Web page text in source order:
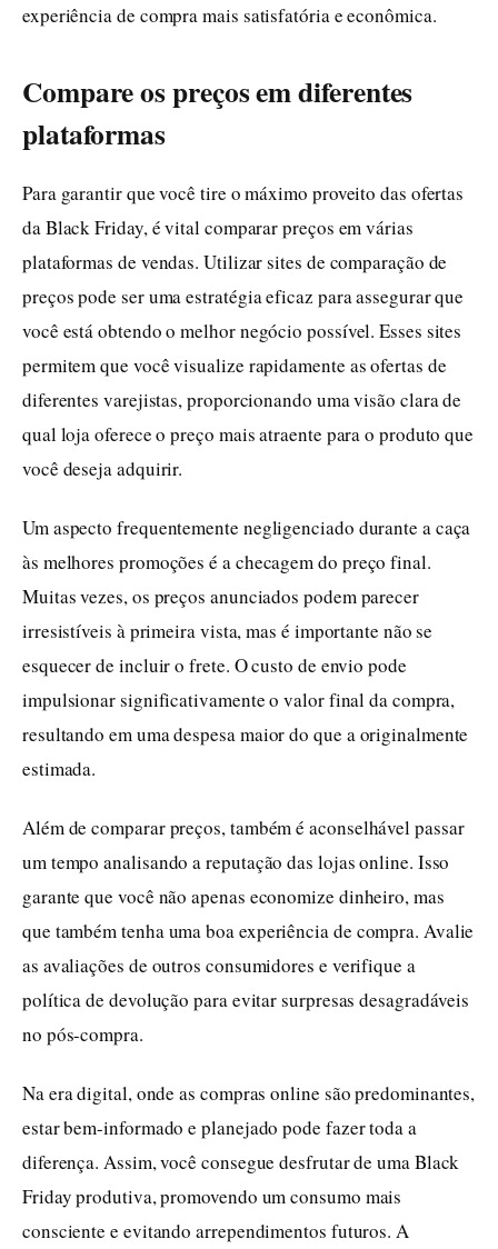
experiência de compra mais satisfatória e econômica.
Compare os preços em diferentes
plataformas
Para garantir que você tire o máximo proveito das ofertas
da Black Friday, é vital comparar preços em várias
plataformas de vendas. Utilizar sites de comparação de
preços pode ser uma estratégia eficaz para assegurar que
você está obtendo o melhor negócio possível. Esses sites
permitem que você visualize rapidamente as ofertas de
diferentes varejistas, proporcionando uma visão clara de
qual loja oferece o preço mais atraente para o produto que
você deseja adquirir.
Um aspecto frequentemente negligenciado durante a caça
às melhores promoções é a checagem do preço final.
Muitas vezes, os preços anunciados podem parecer
irresistíveis à primeira vista, mas é importante não se
esquecer de incluir o frete. O custo de envio pode
impulsionar significativamente o valor final da compra,
resultando em uma despesa maior do que a originalmente
estimada.
Além de comparar preços, também é aconselhável passar
um tempo analisando a reputação das lojas online. Isso
garante que você não apenas economize dinheiro, mas
que também tenha uma boa experiência de compra. Avalie
as avaliações de outros consumidores e verifique a
política de devolução para evitar surpresas desagradáveis
no pós-compra.
Na era digital, onde as compras online são predominantes,
estar bem-informado e planejado pode fazer toda a
diferença. Assim, você consegue desfrutar de uma Black
Friday produtiva, promovendo um consumo mais
consciente e evitando arrependimentos futuros. A